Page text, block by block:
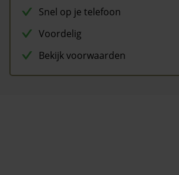
Snel op je telefoon
Voordelig
Bekijk voorwaarden